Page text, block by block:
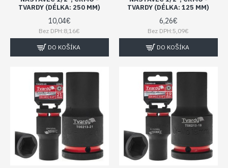
TVARDY (DÉLKA: 250 MM)
10,04€
Bez DPH:8,16€
DO KOŠÍKA
TVARDY (DÉLKA: 125 MM)
6,26€
Bez DPH:5,09€
DO KOŠÍKA